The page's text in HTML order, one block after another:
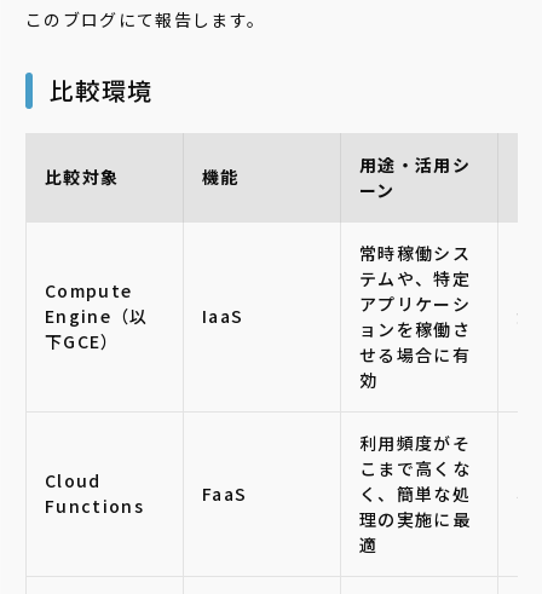
このブログにて報告します。
比較環境
比較対象 機能
用途・活用シ
ーン
Compute
Engine（以
下GCE）
IaaS
常時稼働シス
テムや、特定
アプリケーシ
ョンを稼働さ
せる場合に有
効
大
Cloud
Functions
FaaS
利用頻度がそ
こまで高くな
く、簡単な処
理の実施に最
適
小